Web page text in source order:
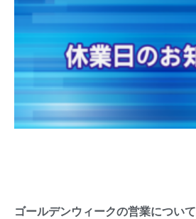
ゴールデンウィークの営業について